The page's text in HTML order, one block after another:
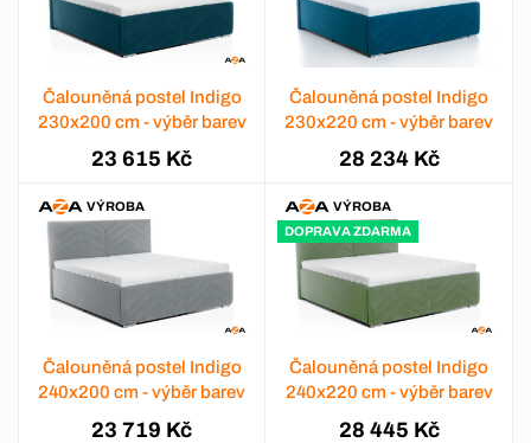
Čalouněná postel Indigo
230x200 cm - výběr barev
23 615 Kč
Čalouněná postel Indigo
230x220 cm - výběr barev
28 234 Kč
VÝROBA
Čalouněná postel Indigo
240x200 cm - výběr barev
23 719 Kč
VÝROBA
DOPRAVA ZDARMA
Čalouněná postel Indigo
240x220 cm - výběr barev
28 445 Kč